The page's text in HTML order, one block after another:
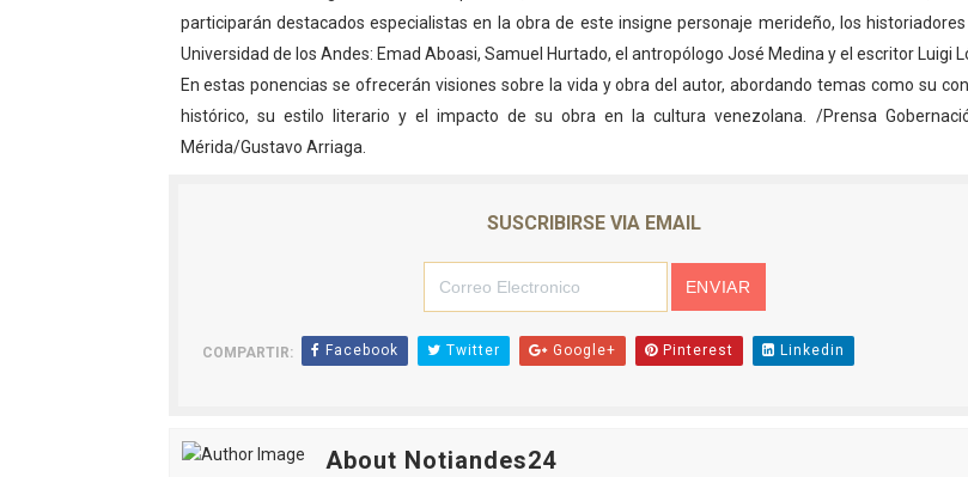
participarán destacados especialistas en la obra de este insigne personaje merideño, los
Universidad de los Andes: Emad Aboasi, Samuel Hurtado, el antropólogo José Medina y el escritor Luigi
En estas ponencias se ofrecerán visiones sobre la vida y obra del autor, abordando temas como su
histórico, su estilo literario y el impacto de su obra en la cultura venezolana. /Prensa
Mérida/Gustavo Arriaga.
SUSCRIBIRSE VIA EMAIL
COMPARTIR: Facebook Twitter Google+ Pinterest Linkedin
About Notiandes24